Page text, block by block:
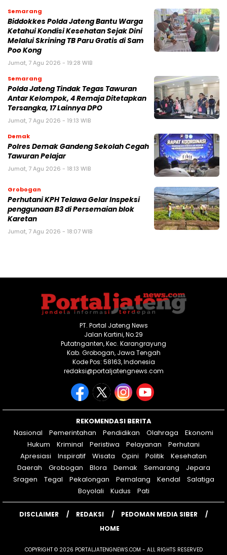
Semarang
Biddokkes Polda Jateng Bantu Warga
Ketahui Kondisi Kesehatan Sejak Dini
Melalui Skrining TB Paru Gratis di Sam
Poo Kong
Jumat, 7 Agu 2026 - 19:28 WIB
Semarang
Polda Jateng Tindak Tegas Tawuran
Antar Kelompok, 4 Remaja Ditetapkan
Tersangka, 17 Lainnya DPO
Jumat, 7 Agu 2026 - 19:13 WIB
Demak
Polres Demak Gandeng Sekolah Cegah
Tawuran Pelajar
Jumat, 7 Agu 2026 - 18:13 WIB
Grobogan
Perhutani KPH Telawa Gelar Inspeksi
penggunaan B3 di Persemaian blok
Karetan
Jumat, 7 Agu 2026 - 18:07 WIB
PT. Portal Jateng News
Jalan Kartini, No.29
Putatnganten, Kec. Karangrayung
Kab. Grobogan, Jawa Tengah
Kode Pos: 58163, Indonesia
redaksi@portaljatengnews.com
REKOMENDASI BERITA
Nasional
Pemerintahan Pendidikan Olahraga
Ekonomi
Hukum
Kriminal Peristiwa Pelayanan
Perhutani
Apresiasi
Inspiratif Wisata Opini Politik
Kesehatan
Daerah
Grobogan Blora Demak Semarang
Jepara
Sragen
Tegal Pekalongan Pemalang Kendal
Salatiga
Boyolali
Kudus Pati
DISCLAIMER REDAKSI
PEDOMAN MEDIA SIBER
HOME
COPYRIGHT © 2026 PORTALJATENGNEWS.COM - ALL RIGHTS RESERVED